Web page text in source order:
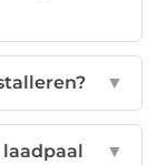
▼
▼